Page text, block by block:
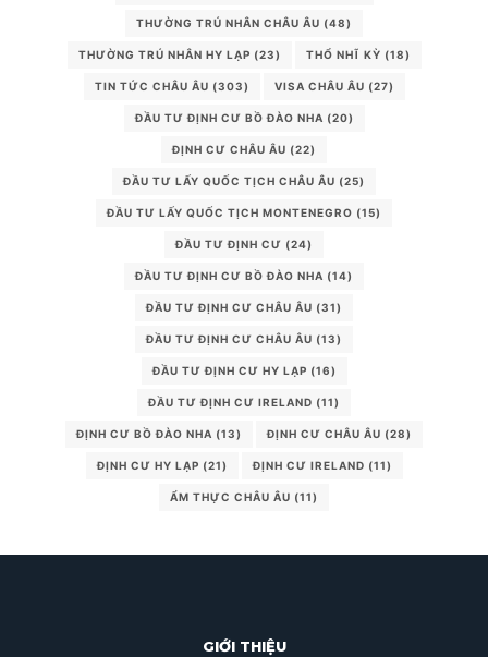
THƯỜNG TRÚ NHÂN CHÂU ÂU (48)
THƯỜNG TRÚ NHÂN HY LẠP (23) THỔ NHĨ KỲ (18)
TIN TỨC CHÂU ÂU (303) VISA CHÂU ÂU (27)
ĐẦU TƯ ĐỊNH CƯ BỒ ĐÀO NHA (20)
ĐỊNH CƯ CHÂU ÂU (22)
ĐẦU TƯ LẤY QUỐC TỊCH CHÂU ÂU (25)
ĐẦU TƯ LẤY QUỐC TỊCH MONTENEGRO (15)
ĐẦU TƯ ĐỊNH CƯ (24)
ĐẦU TƯ ĐỊNH CƯ BỒ ĐÀO NHA (14)
ĐẦU TƯ ĐỊNH CƯ CHÂU ÂU (31)
ĐẦU TƯ ĐỊNH CƯ CHÂU ÂU (13)
ĐẦU TƯ ĐỊNH CƯ HY LẠP (16)
ĐẦU TƯ ĐỊNH CƯ IRELAND (11)
ĐỊNH CƯ BỒ ĐÀO NHA (13) ĐỊNH CƯ CHÂU ÂU (28)
ĐỊNH CƯ HY LẠP (21) ĐỊNH CƯ IRELAND (11)
ẨM THỰC CHÂU ÂU (11)
GIỚI THIỆU